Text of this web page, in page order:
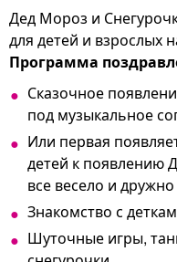
Дед Мороз и
для детей и взрослых
Программа
Сказочное
под музыкальное
Или первая
детей к появлению
все весело и дружно
Знакомство с
Шуточные игры,